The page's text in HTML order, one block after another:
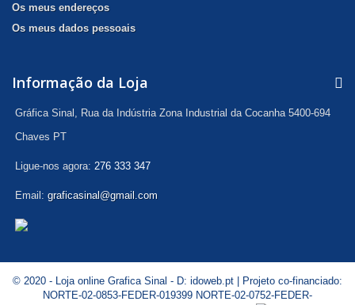
© 2020 - Loja online Grafica Sinal - D: idoweb.pt | Projeto co-financiado:
NORTE-02-0853-FEDER-019399 NORTE-02-0752-FEDER-
Os meus endereços
Os meus dados pessoais
Informação da Loja
Gráfica Sinal, Rua da Indústria Zona Industrial da Cocanha 5400-694
Chaves PT
Ligue-nos agora: 276 333 347
Email: graficasinal@gmail.com